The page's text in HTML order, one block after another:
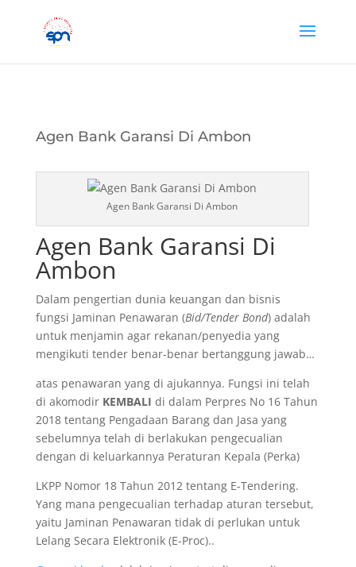
Agen Bank Garansi Di Ambon
Agen Bank Garansi Di Ambon
Agen Bank Garansi Di
Ambon
Dalam pengertian dunia keuangan dan bisnis
fungsi Jaminan Penawaran (Bid/Tender Bond) adalah
untuk menjamin agar rekanan/penyedia yang
mengikuti tender benar-benar bertanggung jawab…
atas penawaran yang di ajukannya. Fungsi ini telah
di akomodir KEMBALI di dalam Perpres No 16 Tahun
2018 tentang Pengadaan Barang dan Jasa yang
sebelumnya telah di berlakukan pengecualian
dengan di keluarkannya Peraturan Kepala (Perka)
LKPP Nomor 18 Tahun 2012 tentang E-Tendering.
Yang mana pengecualian terhadap aturan tersebut,
yaitu Jaminan Penawaran tidak di perlukan untuk
Lelang Secara Elektronik (E-Proc)..